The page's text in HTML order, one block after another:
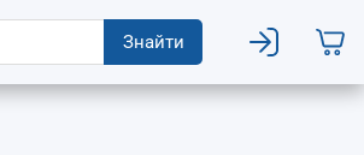
Знайти